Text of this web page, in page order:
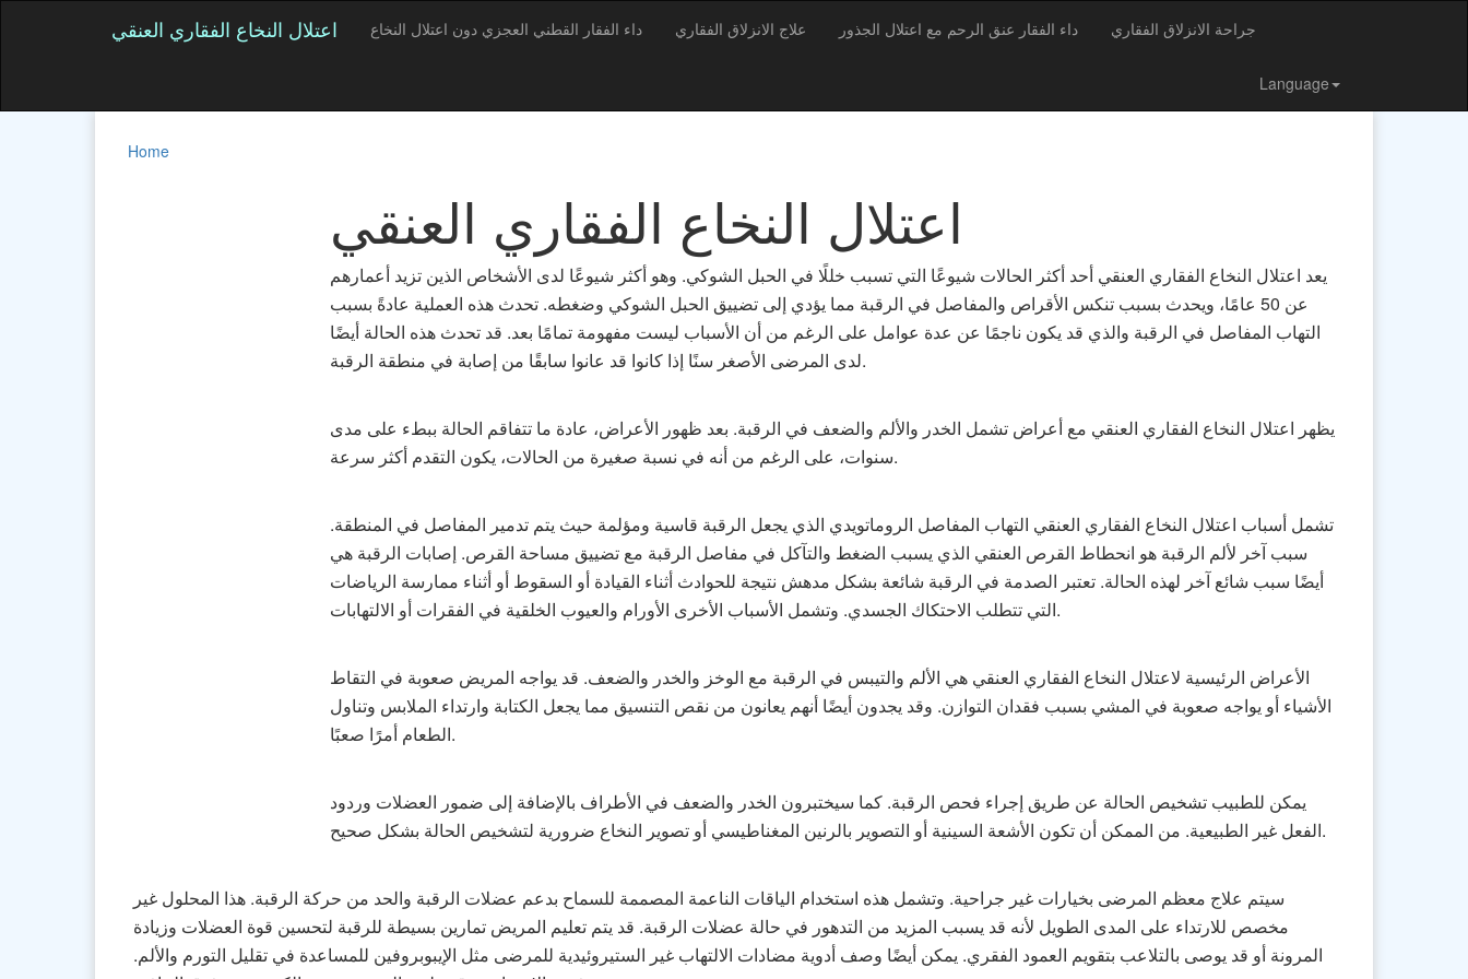
اعتلال النخاع الفقاري العنقي داء الفقار القطني العجزي دون اعتلال النخاع علاج الانزلاق الفقاري داء الفقار عنق الرحم مع اعتلال الجذور جراحة الانزلاق الفقاري
Language
Home
اعتلال النخاع الفقاري العنقي
يعد اعتلال النخاع الفقاري العنقي أحد أكثر الحالات شيوعًا التي تسبب خللًا في الحبل الشوكي. وهو أكثر شيوعًا لدى الأشخاص الذين تزيد أعمارهم
عن 50 عامًا، ويحدث بسبب تنكس الأقراص والمفاصل في الرقبة مما يؤدي إلى تضييق الحبل الشوكي وضغطه. تحدث هذه العملية عادةً بسبب
التهاب المفاصل في الرقبة والذي قد يكون ناجمًا عن عدة عوامل على الرغم من أن الأسباب ليست مفهومة تمامًا بعد. قد تحدث هذه الحالة أيضًا
لدى المرضى الأصغر سنًا إذا كانوا قد عانوا سابقًا من إصابة في منطقة الرقبة.
يظهر اعتلال النخاع الفقاري العنقي مع أعراض تشمل الخدر والألم والضعف في الرقبة. بعد ظهور الأعراض، عادة ما تتفاقم الحالة ببطء على مدى
سنوات، على الرغم من أنه في نسبة صغيرة من الحالات، يكون التقدم أكثر سرعة.
تشمل أسباب اعتلال النخاع الفقاري العنقي التهاب المفاصل الروماتويدي الذي يجعل الرقبة قاسية ومؤلمة حيث يتم تدمير المفاصل في المنطقة.
سبب آخر لألم الرقبة هو انحطاط القرص العنقي الذي يسبب الضغط والتآكل في مفاصل الرقبة مع تضييق مساحة القرص. إصابات الرقبة هي
أيضًا سبب شائع آخر لهذه الحالة. تعتبر الصدمة في الرقبة شائعة بشكل مدهش نتيجة للحوادث أثناء القيادة أو السقوط أو أثناء ممارسة الرياضات
التي تتطلب الاحتكاك الجسدي. وتشمل الأسباب الأخرى الأورام والعيوب الخلقية في الفقرات أو الالتهابات.
الأعراض الرئيسية لاعتلال النخاع الفقاري العنقي هي الألم والتيبس في الرقبة مع الوخز والخدر والضعف. قد يواجه المريض صعوبة في التقاط
الأشياء أو يواجه صعوبة في المشي بسبب فقدان التوازن. وقد يجدون أيضًا أنهم يعانون من نقص التنسيق مما يجعل الكتابة وارتداء الملابس وتناول
الطعام أمرًا صعبًا.
يمكن للطبيب تشخيص الحالة عن طريق إجراء فحص الرقبة. كما سيختبرون الخدر والضعف في الأطراف بالإضافة إلى ضمور العضلات وردود
الفعل غير الطبيعية. من الممكن أن تكون الأشعة السينية أو التصوير بالرنين المغناطيسي أو تصوير النخاع ضرورية لتشخيص الحالة بشكل صحيح.
سيتم علاج معظم المرضى بخيارات غير جراحية. وتشمل هذه استخدام الياقات الناعمة المصممة للسماح بدعم عضلات الرقبة والحد من حركة الرقبة. هذا المحلول غير
مخصص للارتداء على المدى الطويل لأنه قد يسبب المزيد من التدهور في حالة عضلات الرقبة. قد يتم تعليم المريض تمارين بسيطة للرقبة لتحسين قوة العضلات وزيادة
المرونة أو قد يوصى بالتلاعب بتقويم العمود الفقري. يمكن أيضًا وصف أدوية مضادات الالتهاب غير الستيروئيدية للمرضى مثل الإيبوبروفين للمساعدة في تقليل التورم والألم.